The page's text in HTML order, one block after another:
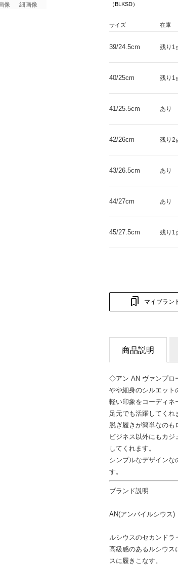
（BLKSD）
サイズ 在庫
39/24.5cm 残り1
40/25cm 残り1
41/25.5cm あり
42/26cm 残り2
43/26.5cm あり
44/27cm あり
45/27.5cm 残り1
マイブラン
商品説明
◇アン AN ヴァンプロ
やや細身のシルエット
軽い印象をコーディネ
足元でも活躍してくれ
脱ぎ履きが簡単なのも
ビジネス以外にもカ
してくれます。
シンプルなデザインな
す。
ブランド説明
AN(アンバイルシウス)
ルシウスのセカンドラ
高級感のあるルシウス
スに履きこなす。